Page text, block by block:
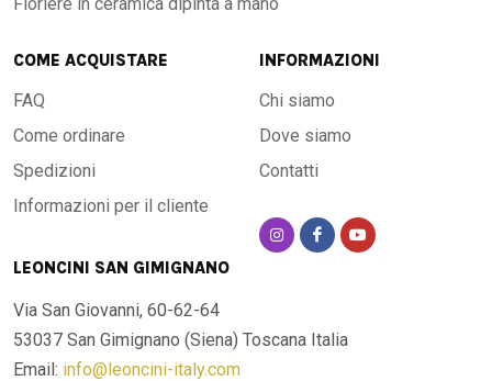
COME ACQUISTARE
FAQ
Come ordinare
Spedizioni
Informazioni per il cliente
INFORMAZIONI
Chi siamo
Dove siamo
Contatti
LEONCINI SAN GIMIGNANO
Via San Giovanni, 60-62-64
53037 San Gimignano (Siena) Toscana Italia
Email: info@leoncini-italy.com